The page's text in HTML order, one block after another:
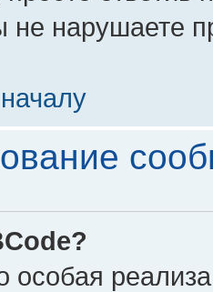
нарушаете
особая